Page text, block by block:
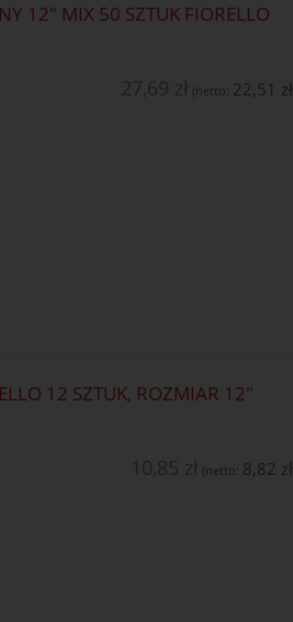
12" MIX 50 SZTUK FIORELLO
(netto: 22,51 zł
12 SZTUK, ROZMIAR 12"
(netto: 8,82 zł